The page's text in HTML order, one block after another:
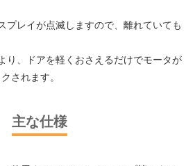
プレイが点滅しますので、離れていても
り、ドアを軽くおさえるだけでモータが
されます。
主な仕様